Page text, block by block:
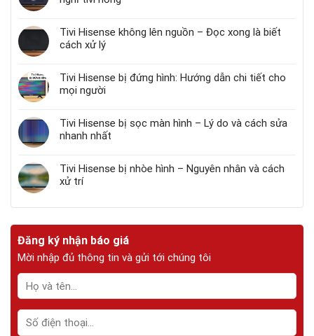
Tivi Hisense không lên nguồn – Đọc xong là biết
cách xử lý
Tivi Hisense bị đứng hình: Hướng dẫn chi tiết cho
mọi người
Tivi Hisense bị sọc màn hình – Lý do và cách sửa
nhanh nhất
Tivi Hisense bị nhòe hình – Nguyên nhân và cách
xử trí
Đăng ký nhận báo giá
Mời nhập đủ thông tin và gửi tới chúng tôi